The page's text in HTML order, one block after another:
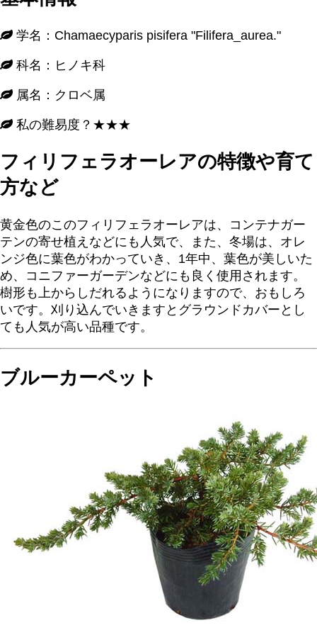
学名：Chamaecyparis pisifera "Filifera_aurea."
科名：ヒノキ科
属名：クロベ属
私の難易度？★★★
フィリフェラオーレアの特徴や育て
方など
黄金色のこのフィリフェラオーレアは、コンテナガー
テンの寄せ植えなどにも人気で、また、冬場は、オレ
ンジ色に葉色がわかっていき、1年中、葉色が美しいた
め、コニファーガーデンなどにも良く使用されます。
樹形も上からしだれるようになりますので、おもしろ
いです。刈り込んでいきますとグラウンドカバーとし
ても人気が高い品種です。
ブルーカーペット